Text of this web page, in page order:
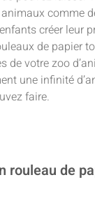
comme
créer leur
de papier
de votre zoo
une infinité
faire.
rouleau de